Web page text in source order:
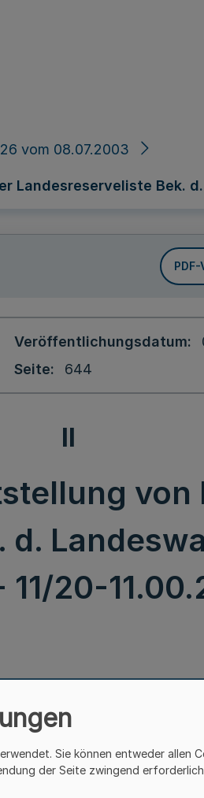
vom 08.07.2003
Bek.
Veröffentlichungsdatum
Seite
644
II
20-
Landtagswahl 2000
aus der
v. 10. Juni
Sie können entweder allen
der Seite zwingend